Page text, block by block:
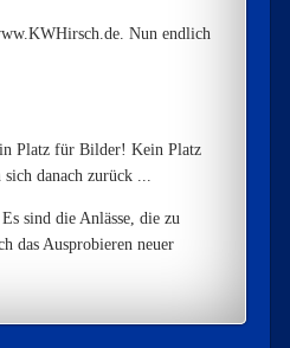
Nun endlich
Platz für Bilder! Kein Platz
danach zurück ...
sind die Anlässe, die zu
das Ausprobieren neuer